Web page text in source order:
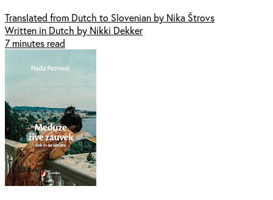
Translated from Dutch to Slovenian by Nika Štrovs
Written in Dutch by Nikki Dekker
7 minutes read